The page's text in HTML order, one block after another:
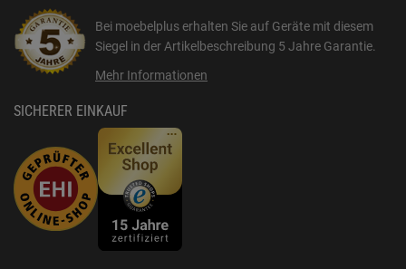
Bei moebelplus erhalten Sie auf Geräte mit diesem
Siegel in der Artikelbeschreibung 5 Jahre Garantie.
Mehr Informationen
SICHERER EINKAUF